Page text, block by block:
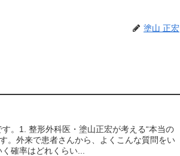
塗山 正宏
。1. 整形外科医・塗山正宏が考える“本当の
。外来で患者さんから、よくこんな質問をい
確率はどれくらい...